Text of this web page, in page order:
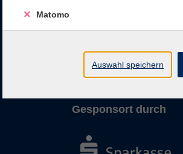
Vertrag widerrufen
Gesponsort durch
Matomo
Auswahl speichern